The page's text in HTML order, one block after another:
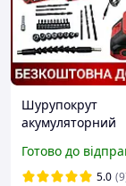
Шурупокрут
акумуляторний
21PBL (2 Li-ion
21V-2.0AH,
Готово до
5.0